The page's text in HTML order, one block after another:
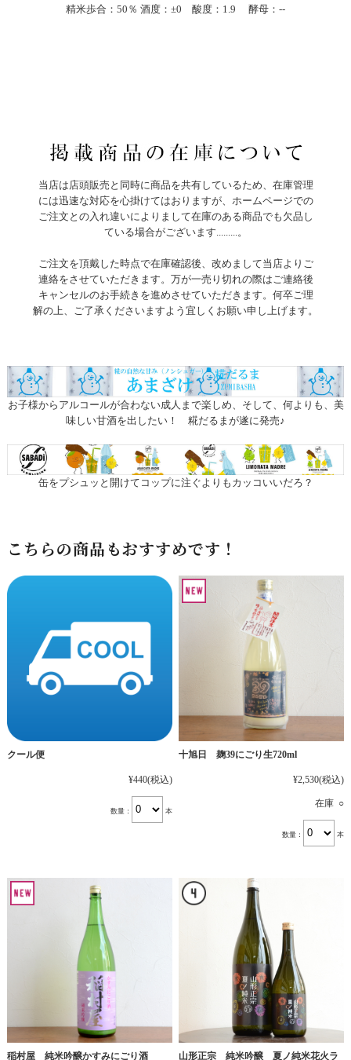
精米歩合：50％ 酒度：±0 酸度：1.9 酵母：--
当店は店頭販売と同時に商品を共有しているため、在庫管理
には迅速な対応を心掛けてはおりますが、ホームページでの
ご注文との入れ違いによりまして在庫のある商品でも欠品し
ている場合がございます.........。
ご注文を頂戴した時点で在庫確認後、改めまして当店よりご
連絡をさせていただきます。万が一売り切れの際はご連絡後
キャンセルのお手続きを進めさせていただきます。何卒ご理
解の上、ご了承くださいますよう宜しくお願い申し上げます。
お子様からアルコールが合わない成人まで楽しめ、そして、何よりも、美
味しい甘酒を出したい！ 糀だるまが遂に発売♪
缶をプシュッと開けてコップに注ぐよりもカッコいいだろ？
こちらの商品もおすすめです！
クール便
¥440(税込)
数量： 本
十旭日 麹39にごり生720ml
¥2,530(税込)
在庫 ○
数量： 本
稲村屋 純米吟醸かすみにごり酒 山形正宗 純米吟醸 夏ノ純米花火ラ